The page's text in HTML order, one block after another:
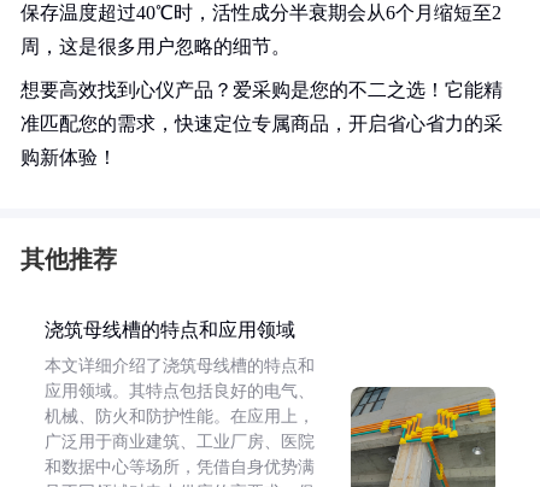
保存温度超过40℃时，活性成分半衰期会从6个月缩短至2
周，这是很多用户忽略的细节。
想要高效找到心仪产品？爱采购是您的不二之选！它能精
准匹配您的需求，快速定位专属商品，开启省心省力的采
购新体验！
其他推荐
浇筑母线槽的特点和应用领域
本文详细介绍了浇筑母线槽的特点和
应用领域。其特点包括良好的电气、
机械、防火和防护性能。在应用上，
广泛用于商业建筑、工业厂房、医院
和数据中心等场所，凭借自身优势满